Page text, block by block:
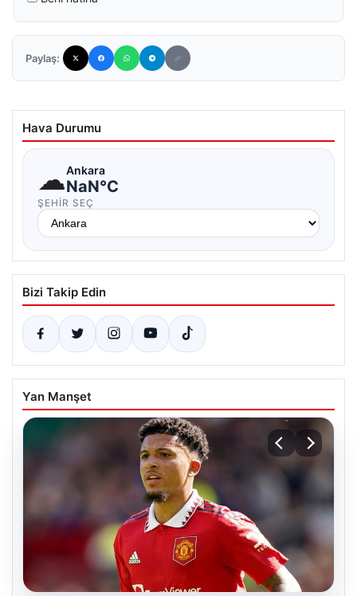
Paylaş:
Hava Durumu
☁Ankara
NaN°C
ŞEHIR SEÇ
Bizi Takip Edin
Yan Manşet